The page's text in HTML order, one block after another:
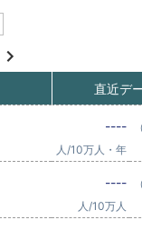
直近デ
----
人/10万人・年
----
人/10万人